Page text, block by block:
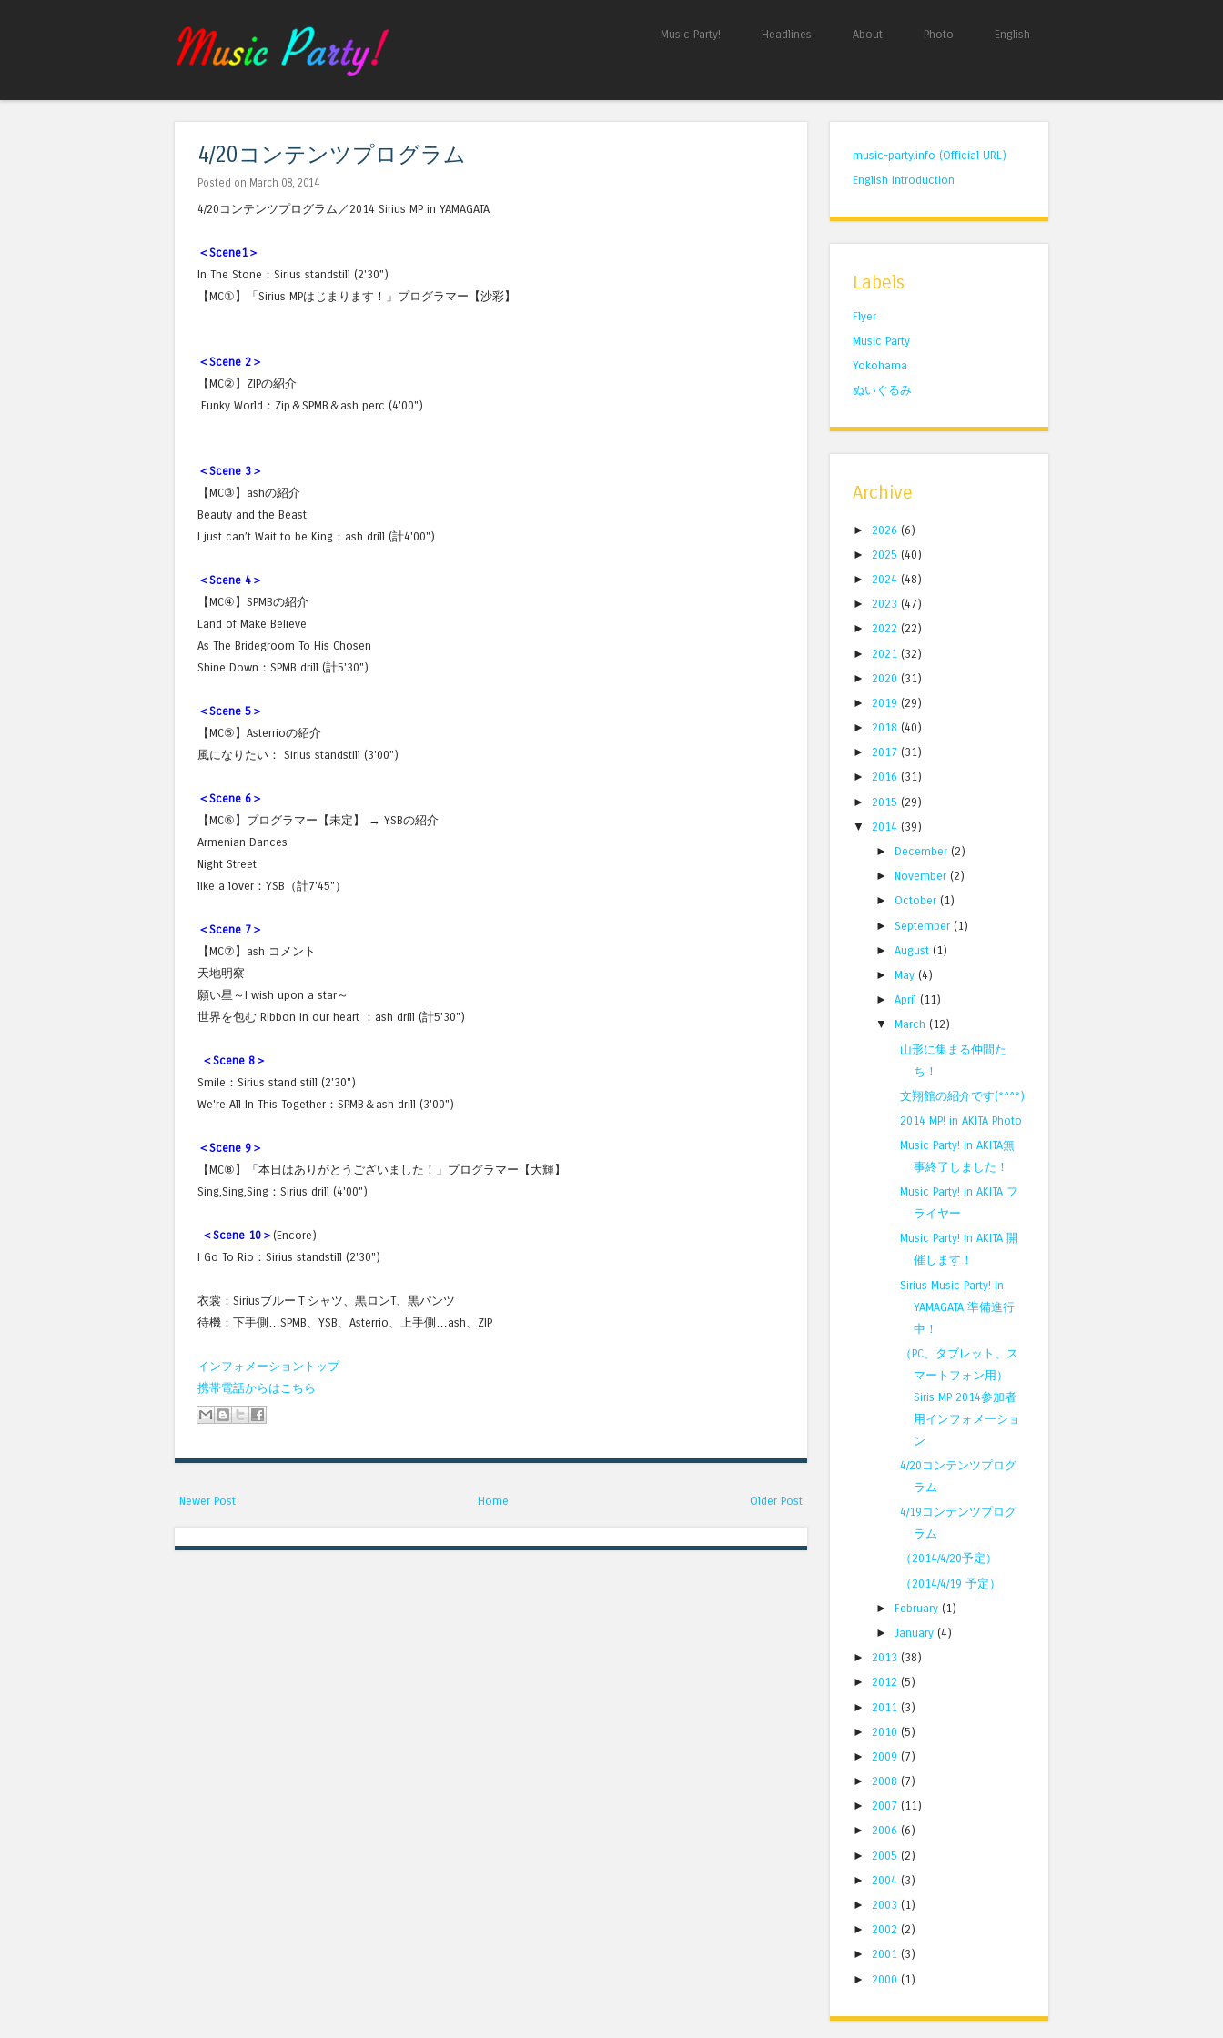
Skip to content
Music Party! Headlines About Photo English
4/20コンテンツプログラム
Posted on March 08, 2014
4/20コンテンツプログラム／2014 Sirius MP in YAMAGATA
＜Scene1＞
In The Stone：Sirius standstill (2'30")
【MC①】「Sirius MPはじまります！」プログラマー【沙彩】
＜Scene 2＞
【MC②】ZIPの紹介
Funky World：Zip＆SPMB＆ash perc (4'00")
＜Scene 3＞
【MC③】ashの紹介
Beauty and the Beast
I just can’t Wait to be King：ash drill (計4'00")
＜Scene 4＞
【MC④】SPMBの紹介
Land of Make Believe
As The Bridegroom To His Chosen
Shine Down：SPMB drill (計5'30")
＜Scene 5＞
【MC⑤】Asterrioの紹介
風になりたい： Sirius standstill (3'00")
＜Scene 6＞
【MC⑥】プログラマー【未定】 → YSBの紹介
Armenian Dances
Night Street
like a lover：YSB（計7'45"）
＜Scene 7＞
【MC⑦】ash コメント
天地明察
願い星～I wish upon a star～
世界を包む Ribbon in our heart ：ash drill (計5'30")
＜Scene 8＞
Smile：Sirius stand still (2'30")
We're All In This Together：SPMB＆ash drill (3'00")
＜Scene 9＞
【MC⑧】「本日はありがとうございました！」プログラマー【大輝】
Sing,Sing,Sing：Sirius drill (4'00")
＜Scene 10＞ (Encore)
I Go To Rio：Sirius standstill (2'30")
衣裳：SiriusブルーＴシャツ、黒ロンT、黒パンツ
待機：下手側…SPMB、YSB、Asterrio、上手側…ash、ZIP
インフォメーショントップ
携帯電話からはこちら
Newer Post Older Post
Home
music-party.info (Official URL)
English Introduction
Labels
Flyer
Music Party
Yokohama
ぬいぐるみ
Archive
► 2026 (6)
► 2025 (40)
► 2024 (48)
► 2023 (47)
► 2022 (22)
► 2021 (32)
► 2020 (31)
► 2019 (29)
► 2018 (40)
► 2017 (31)
► 2016 (31)
► 2015 (29)
▼ 2014 (39)
►December (2)
►November (2)
►October (1)
►September (1)
►August (1)
►May (4)
►April (11)
▼March (12)
山形に集まる仲間た
ち！
文翔館の紹介です(*^^*)
2014 MP! in AKITA Photo
Music Party! in AKITA無
事終了しました！
Music Party! in AKITA フ
ライヤー
Music Party! in AKITA 開
催します！
Sirius Music Party! in
YAMAGATA 準備進行
中！
（PC、タブレット、ス
マートフォン用）
Siris MP 2014参加者
用インフォメーショ
ン
4/20コンテンツプログ
ラム
4/19コンテンツプログ
ラム
（2014/4/20予定）
（2014/4/19 予定）
►February (1)
►January (4)
► 2013 (38)
► 2012 (5)
► 2011 (3)
► 2010 (5)
► 2009 (7)
► 2008 (7)
► 2007 (11)
► 2006 (6)
► 2005 (2)
► 2004 (3)
► 2003 (1)
► 2002 (2)
► 2001 (3)
► 2000 (1)